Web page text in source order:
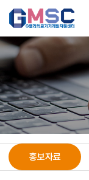
홍보자료